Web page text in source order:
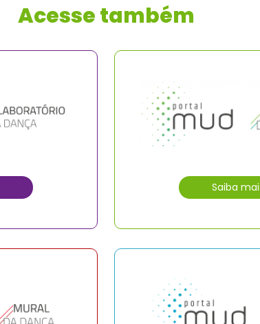
Acesse também
Saiba